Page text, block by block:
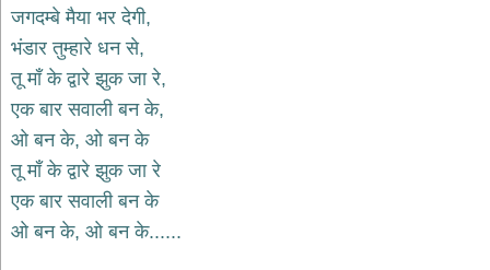
हनुमान
भजन
hanuman
bhajans
साईं
भजन
sai
bhajans
जैन
भजन
जगदम्बे मैया भर देगी,
भंडार तुम्हारे धन से,
तू माँ के द्वारे झुक जा रे,
एक बार सवाली बन के,
ओ बन के, ओ बन के
तू माँ के द्वारे झुक जा रे
एक बार सवाली बन के
ओ बन के, ओ बन के......